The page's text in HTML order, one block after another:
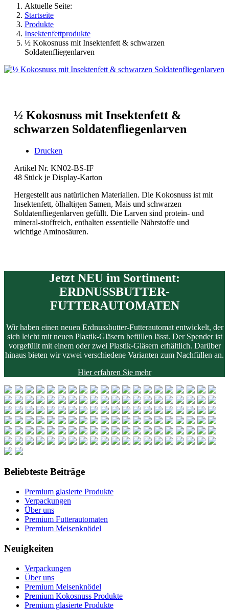
Aktuelle Seite:
Startseite
Produkte
Insektenfettprodukte
½ Kokosnuss mit Insektenfett & schwarzen
Soldatenfliegenlarven
½ Kokosnuss mit Insektenfett &
schwarzen Soldatenfliegenlarven
Drucken
Artikel Nr. KN02-BS-IF
48 Stück je Display-Karton
Hergestellt aus natürlichen Materialien. Die Kokosnuss ist mit
Insektenfett, ölhaltigen Samen, Mais und schwarzen
Soldatenfliegenlarven gefüllt. Die Larven sind protein- und
mineral-stoffreich, enthalten essentielle Nährstoffe und
wichtige Aminosäuren.
Jetzt NEU im Sortiment:
ERDNUSSBUTTER-
FUTTERAUTOMATEN
Wir haben einen neuen Erdnussbutter-Futterautomat entwickelt, der
sich leicht mit neuen Plastik-Gläsern befüllen lässt. Der Spender ist
vorgefüllt mit einem oder zwei Plastik-Gläsern erhältlich. Darüber
hinaus bieten wir vzwei verschiedene Varianten zum Nachfüllen an.
Hier erfahren Sie mehr
Beliebteste Beiträge
Premium glasierte Produkte
Verpackungen
Über uns
Premium Futterautomaten
Premium Meisenknödel
Neuigkeiten
Verpackungen
Über uns
Premium Meisenknödel
Premium Kokosnuss Produkte
Premium glasierte Produkte